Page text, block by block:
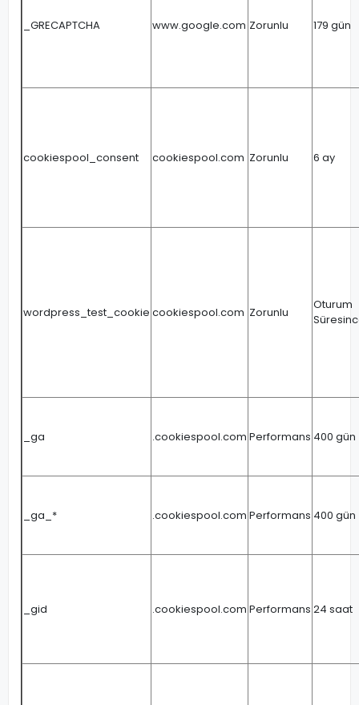
_GRECAPTCHA www.google.com Zorunlu 179 gün
cookiespool_consent cookiespool.com Zorunlu 6 ay
wordpress_test_cookie cookiespool.com Zorunlu
Oturum
_ga .cookiespool.com Performans 400 gün
_ga_* .cookiespool.com Performans 400 gün
_gid .cookiespool.com Performans 24 saat